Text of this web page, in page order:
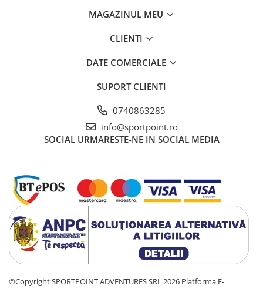
MAGAZINUL MEU
CLIENTI
DATE COMERCIALE
SUPORT CLIENTI
0740863285
info@sportpoint.ro
SOCIAL URMARESTE-NE IN SOCIAL MEDIA
©Copyright SPORTPOINT ADVENTURES SRL 2026 Platforma E-